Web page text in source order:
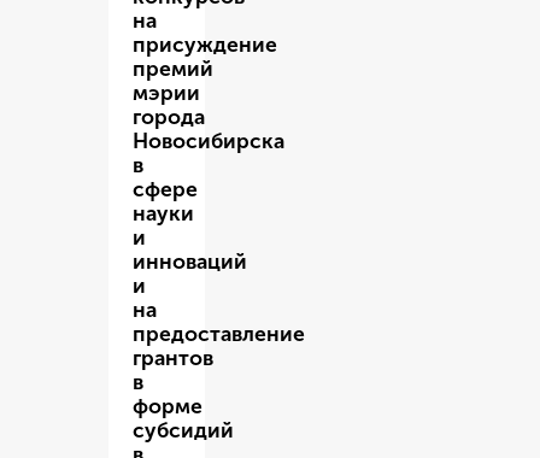
на
присуждение
премий
мэрии
города
Новосибирска
в
сфере
науки
и
инноваций
и
на
предоставление
грантов
в
форме
субсидий